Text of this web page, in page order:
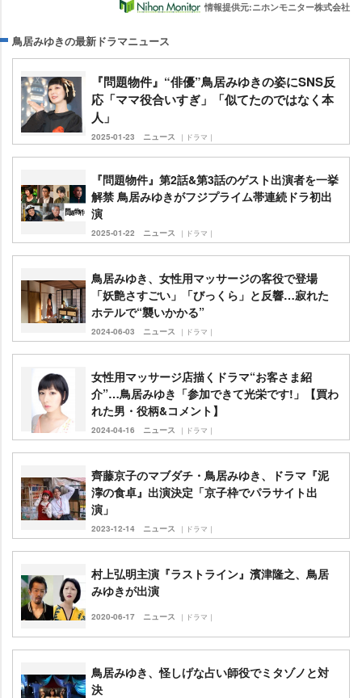
情報提供元:ニホンモニター株式会社
鳥居みゆきの最新ドラマニュース
『問題物件』“俳優”鳥居みゆきの姿にSNS反
応「ママ役合いすぎ」「似てたのではなく本
人」
2025-01-23 ニュース ｜ドラマ｜
『問題物件』第2話&第3話のゲスト出演者を一挙
解禁 鳥居みゆきがフジプライム帯連続ドラ初出
演
2025-01-22 ニュース ｜ドラマ｜
鳥居みゆき、女性用マッサージの客役で登場
「妖艶さすごい」「びっくら」と反響…寂れた
ホテルで“襲いかかる”
2024-06-03 ニュース ｜ドラマ｜
女性用マッサージ店描くドラマ“お客さま紹
介”…鳥居みゆき「参加できて光栄です!」【買わ
れた男・役柄&コメント】
2024-04-16 ニュース ｜ドラマ｜
齊藤京子のマブダチ・鳥居みゆき、ドラマ『泥
濘の食卓』出演決定「京子枠でパラサイト出
演」
2023-12-14 ニュース ｜ドラマ｜
村上弘明主演『ラストライン』濱津隆之、鳥居
みゆきが出演
2020-06-17 ニュース ｜ドラマ｜
鳥居みゆき、怪しげな占い師役でミタゾノと対
決